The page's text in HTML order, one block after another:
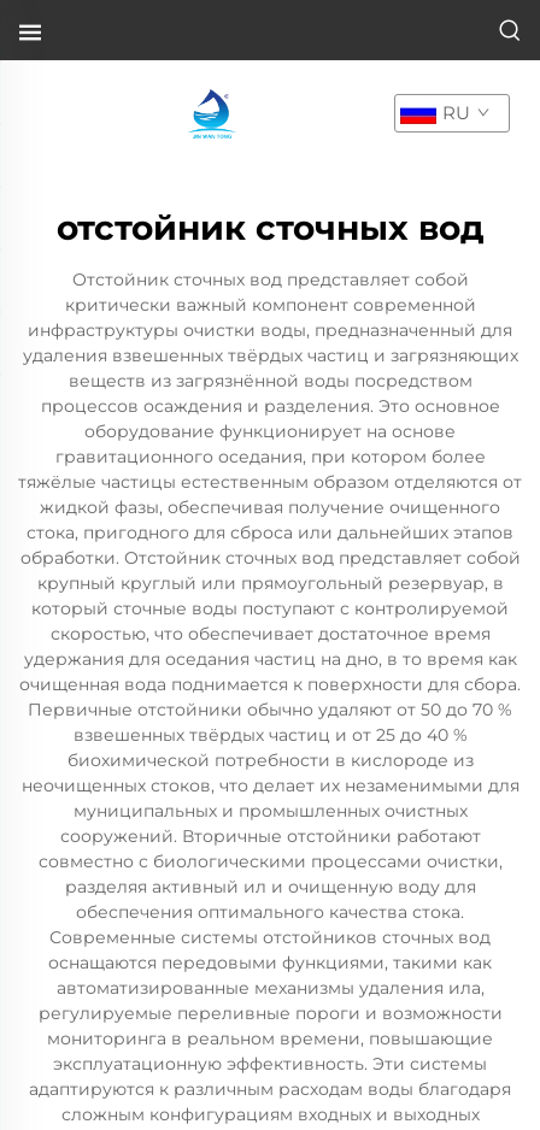
RU
отстойник сточных вод
Отстойник сточных вод представляет собой
критически важный компонент современной
инфраструктуры очистки воды, предназначенный для
удаления взвешенных твёрдых частиц и загрязняющих
веществ из загрязнённой воды посредством
процессов осаждения и разделения. Это основное
оборудование функционирует на основе
гравитационного оседания, при котором более
тяжёлые частицы естественным образом отделяются от
жидкой фазы, обеспечивая получение очищенного
стока, пригодного для сброса или дальнейших этапов
обработки. Отстойник сточных вод представляет собой
крупный круглый или прямоугольный резервуар, в
который сточные воды поступают с контролируемой
скоростью, что обеспечивает достаточное время
удержания для оседания частиц на дно, в то время как
очищенная вода поднимается к поверхности для сбора.
Первичные отстойники обычно удаляют от 50 до 70 %
взвешенных твёрдых частиц и от 25 до 40 %
биохимической потребности в кислороде из
неочищенных стоков, что делает их незаменимыми для
муниципальных и промышленных очистных
сооружений. Вторичные отстойники работают
совместно с биологическими процессами очистки,
разделяя активный ил и очищенную воду для
обеспечения оптимального качества стока.
Современные системы отстойников сточных вод
оснащаются передовыми функциями, такими как
автоматизированные механизмы удаления ила,
регулируемые переливные пороги и возможности
мониторинга в реальном времени, повышающие
эксплуатационную эффективность. Эти системы
адаптируются к различным расходам воды благодаря
сложным конфигурациям входных и выходных